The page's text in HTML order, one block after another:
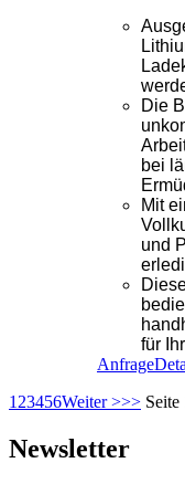
Die
bei
Mit
und
für
Anfrage
1 23456Weiter >>> Seite
Newsletter